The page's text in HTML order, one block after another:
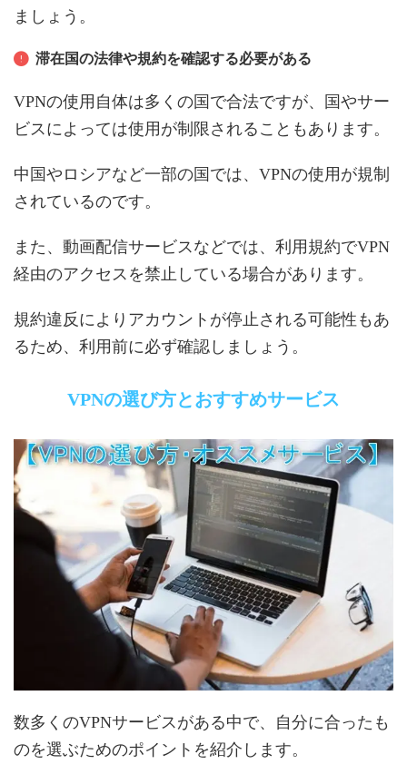
ましょう。
滞在国の法律や規約を確認する必要がある
VPNの使用自体は多くの国で合法ですが、国やサー
ビスによっては使用が制限されることもあります。
中国やロシアなど一部の国では、VPNの使用が規制
されているのです。
また、動画配信サービスなどでは、利用規約でVPN
経由のアクセスを禁止している場合があります。
規約違反によりアカウントが停止される可能性もあ
るため、利用前に必ず確認しましょう。
VPNの選び方とおすすめサービス
数多くのVPNサービスがある中で、自分に合ったも
のを選ぶためのポイントを紹介します。